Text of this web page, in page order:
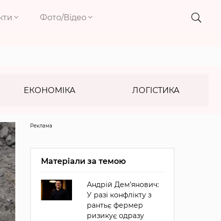
Фото/Відео
ЕКОНОМІКА ЛОГІСТИКА
Реклама
Матеріали за темою
Андрій Дем’янович:
У разі конфлікту з
рантьє фермер
ризикує одразу